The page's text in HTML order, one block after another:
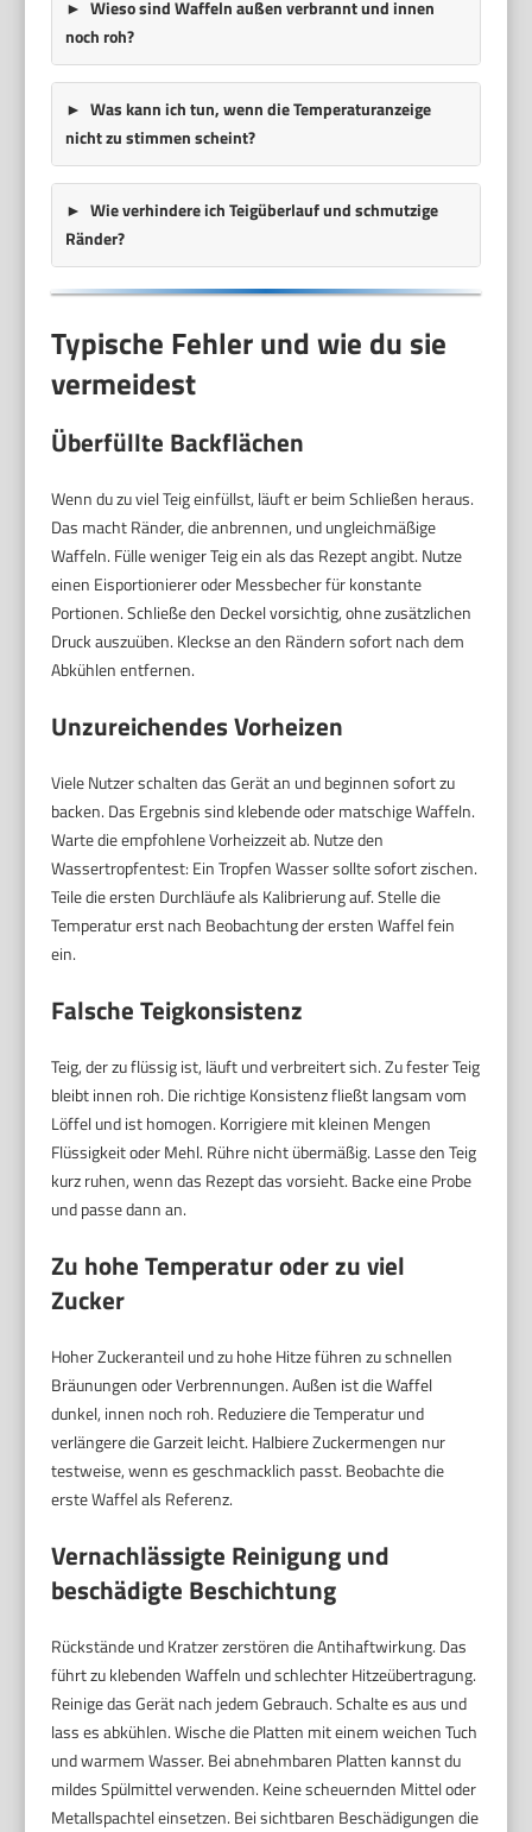
Wieso sind Waffeln außen verbrannt und innen
noch roh?
Was kann ich tun, wenn die Temperaturanzeige
nicht zu stimmen scheint?
Wie verhindere ich Teigüberlauf und schmutzige
Ränder?
Typische Fehler und wie du sie
vermeidest
Überfüllte Backflächen
Wenn du zu viel Teig einfüllst, läuft er beim Schließen heraus.
Das macht Ränder, die anbrennen, und ungleichmäßige
Waffeln. Fülle weniger Teig ein als das Rezept angibt. Nutze
einen Eisportionierer oder Messbecher für konstante
Portionen. Schließe den Deckel vorsichtig, ohne zusätzlichen
Druck auszuüben. Kleckse an den Rändern sofort nach dem
Abkühlen entfernen.
Unzureichendes Vorheizen
Viele Nutzer schalten das Gerät an und beginnen sofort zu
backen. Das Ergebnis sind klebende oder matschige Waffeln.
Warte die empfohlene Vorheizzeit ab. Nutze den
Wassertropfentest: Ein Tropfen Wasser sollte sofort zischen.
Teile die ersten Durchläufe als Kalibrierung auf. Stelle die
Temperatur erst nach Beobachtung der ersten Waffel fein
ein.
Falsche Teigkonsistenz
Teig, der zu flüssig ist, läuft und verbreitert sich. Zu fester Teig
bleibt innen roh. Die richtige Konsistenz fließt langsam vom
Löffel und ist homogen. Korrigiere mit kleinen Mengen
Flüssigkeit oder Mehl. Rühre nicht übermäßig. Lasse den Teig
kurz ruhen, wenn das Rezept das vorsieht. Backe eine Probe
und passe dann an.
Zu hohe Temperatur oder zu viel
Zucker
Hoher Zuckeranteil und zu hohe Hitze führen zu schnellen
Bräunungen oder Verbrennungen. Außen ist die Waffel
dunkel, innen noch roh. Reduziere die Temperatur und
verlängere die Garzeit leicht. Halbiere Zuckermengen nur
testweise, wenn es geschmacklich passt. Beobachte die
erste Waffel als Referenz.
Vernachlässigte Reinigung und
beschädigte Beschichtung
Rückstände und Kratzer zerstören die Antihaftwirkung. Das
führt zu klebenden Waffeln und schlechter Hitzeübertragung.
Reinige das Gerät nach jedem Gebrauch. Schalte es aus und
lass es abkühlen. Wische die Platten mit einem weichen Tuch
und warmem Wasser. Bei abnehmbaren Platten kannst du
mildes Spülmittel verwenden. Keine scheuernden Mittel oder
Metallspachtel einsetzen. Bei sichtbaren Beschädigungen die